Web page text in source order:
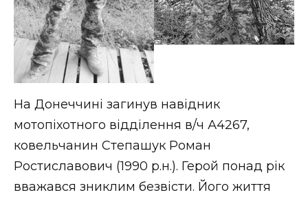
На Донеччині загинув навідник
мотопіхотного відділення в/ч А4267,
ковельчанин Степашук Роман
Ростиславович (1990 р.н.). Герой понад рік
вважався зниклим безвісти. Його життя